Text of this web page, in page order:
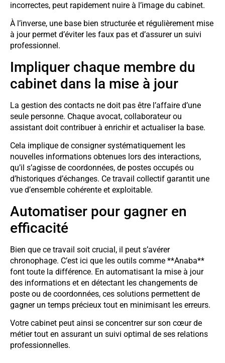
incorrectes, peut rapidement nuire à l’image du cabinet.
À l’inverse, une base bien structurée et régulièrement mise
à jour permet d’éviter les faux pas et d’assurer un suivi
professionnel.
Impliquer chaque membre du
cabinet dans la mise à jour
La gestion des contacts ne doit pas être l’affaire d’une
seule personne. Chaque avocat, collaborateur ou
assistant doit contribuer à enrichir et actualiser la base.
Cela implique de consigner systématiquement les
nouvelles informations obtenues lors des interactions,
qu’il s’agisse de coordonnées, de postes occupés ou
d’historiques d’échanges. Ce travail collectif garantit une
vue d’ensemble cohérente et exploitable.
Automatiser pour gagner en
efficacité
Bien que ce travail soit crucial, il peut s’avérer
chronophage. C’est ici que les outils comme **Anaba**
font toute la différence. En automatisant la mise à jour
des informations et en détectant les changements de
poste ou de coordonnées, ces solutions permettent de
gagner un temps précieux tout en minimisant les erreurs.
Votre cabinet peut ainsi se concentrer sur son cœur de
métier tout en assurant un suivi optimal de ses relations
professionnelles.